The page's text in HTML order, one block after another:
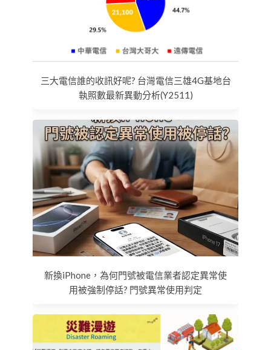
三大電信誰的收訊好呢? 台灣電信三雄4G基地台
執照數最新異動分析(Y2511)
新換iPhone，為何門號被電信業者認定異常使
用被強制停話? 門號異常使用判定